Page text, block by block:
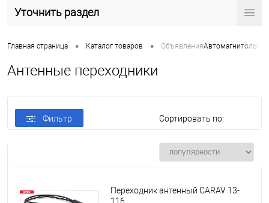
Уточнить раздел
Главная страница • Каталог товаров • ОбъявленияАвтомагнитолы и
Антенные переходники
Фильтр Сортировать по:
Переходник антенный CARAV 13-